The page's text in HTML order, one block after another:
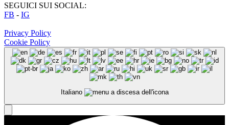
SEGUICI SUI SOCIAL:
FB - IG
Privacy Policy
Cookie Policy
Italiano